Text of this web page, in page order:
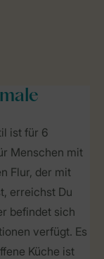
ist für 6
Menschen mit
Flur, der mit
erreichst Du
befindet sich
verfügt. Es
Küche ist